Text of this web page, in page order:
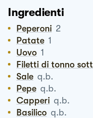
Ingredienti
Peperoni 2
Patate 1
Uovo 1
Filetti di tonno
Sale q.b.
Pepe q.b.
Capperi q.b.
Basilico q.b.